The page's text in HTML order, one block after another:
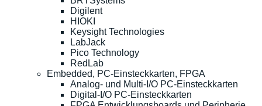
Digilent
HIOKI
Keysight Technologies
LabJack
Pico Technology
RedLab
Embedded, PC-Einsteckkarten, FPGA
Analog- und Multi-I/O PC-Einsteckkarten
Digital-I/O PC-Einsteckkarten